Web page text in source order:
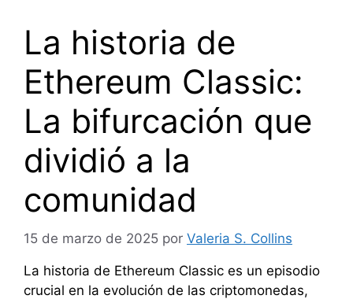
La historia de
Ethereum Classic:
La bifurcación que
dividió a la
comunidad
15 de marzo de 2025 por Valeria S. Collins
La historia de Ethereum Classic es un episodio
crucial en la evolución de las criptomonedas,